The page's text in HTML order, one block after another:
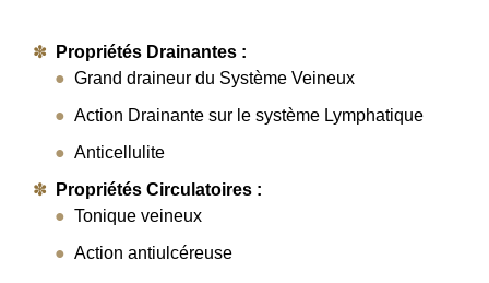
Propriétés Drainantes :
Grand draineur du Système Veineux
Action Drainante sur le système Lymphatique
Anticellulite
Propriétés Circulatoires :
Tonique veineux
Action antiulcéreuse